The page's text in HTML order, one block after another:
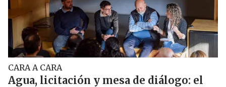
CARA A CARA
Agua, licitación y mesa de diálogo: el